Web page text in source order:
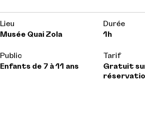
Lieu
Musée Quai Zola
Durée
1h
Public
Enfants de 7 à 11 ans
Tarif
Gratuit